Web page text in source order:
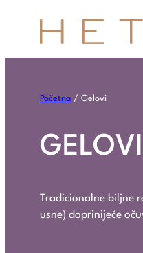
Početna / Gelovi
GELOVI
Tradicionalne biljne
usne) doprinijeće